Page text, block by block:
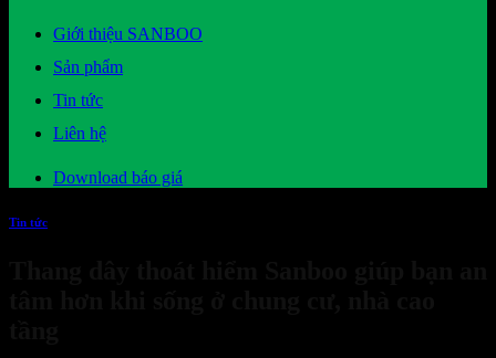
Giới thiệu SANBOO
Sản phẩm
Tin tức
Liên hệ
Download báo giá
Tin tức